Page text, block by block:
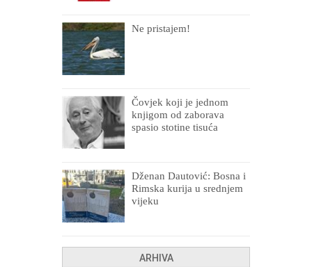
Ne pristajem!
Čovjek koji je jednom
knjigom od zaborava
spasio stotine tisuća
Dženan Dautović: Bosna i
Rimska kurija u srednjem
vijeku
ARHIVA